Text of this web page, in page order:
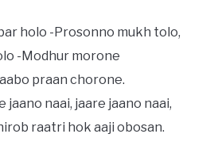
holo -Prosonno mukh tolo,
-Modhur morone
praan chorone.
jaano naai, jaare jaano naai,
raatri hok aaji obosan.